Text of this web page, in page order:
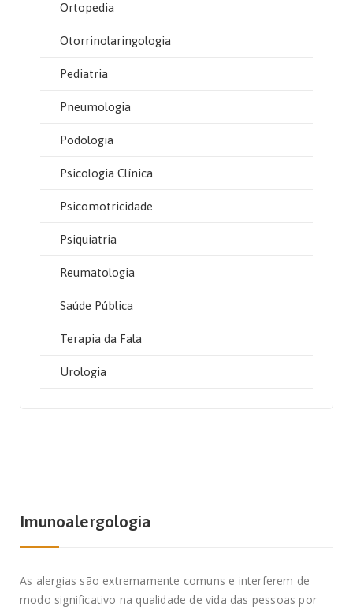
Ortopedia
Otorrinolaringologia
Pediatria
Pneumologia
Podologia
Psicologia Clínica
Psicomotricidade
Psiquiatria
Reumatologia
Saúde Pública
Terapia da Fala
Urologia
Imunoalergologia
As alergias são extremamente comuns e interferem de
modo significativo na qualidade de vida das pessoas por